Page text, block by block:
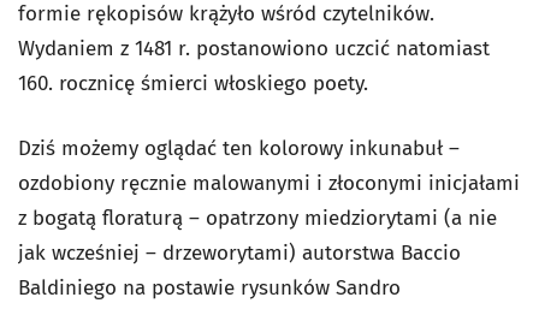
formie rękopisów krążyło wśród czytelników.
Wydaniem z 1481 r. postanowiono uczcić natomiast
160. rocznicę śmierci włoskiego poety.
Dziś możemy oglądać ten kolorowy inkunabuł –
ozdobiony ręcznie malowanymi i złoconymi inicjałami
z bogatą floraturą – opatrzony miedziorytami (a nie
jak wcześniej – drzeworytami) autorstwa Baccio
Baldiniego na postawie rysunków Sandro